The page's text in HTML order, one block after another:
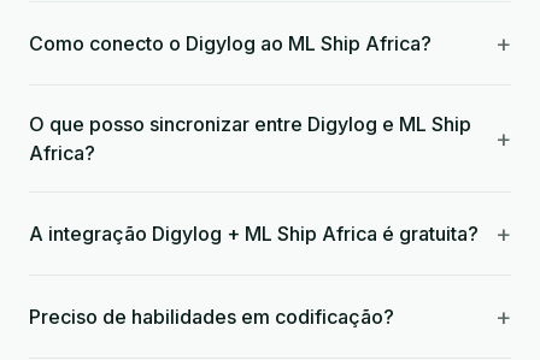
Como conecto o Digylog ao ML Ship Africa? +
O que posso sincronizar entre Digylog e ML Ship
Africa?
+
A integração Digylog + ML Ship Africa é gratuita? +
Preciso de habilidades em codificação? +